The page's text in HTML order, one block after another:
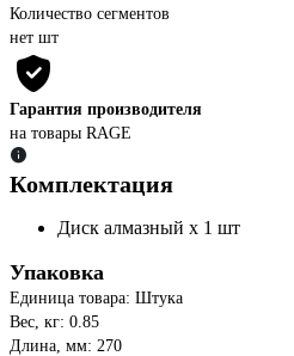
Количество сегментов
нет шт
Гарантия производителя
на товары RAGE
Комплектация
Диск алмазный х 1 шт
Упаковка
Единица товара: Штука
Вес, кг: 0.85
Длина, мм: 270